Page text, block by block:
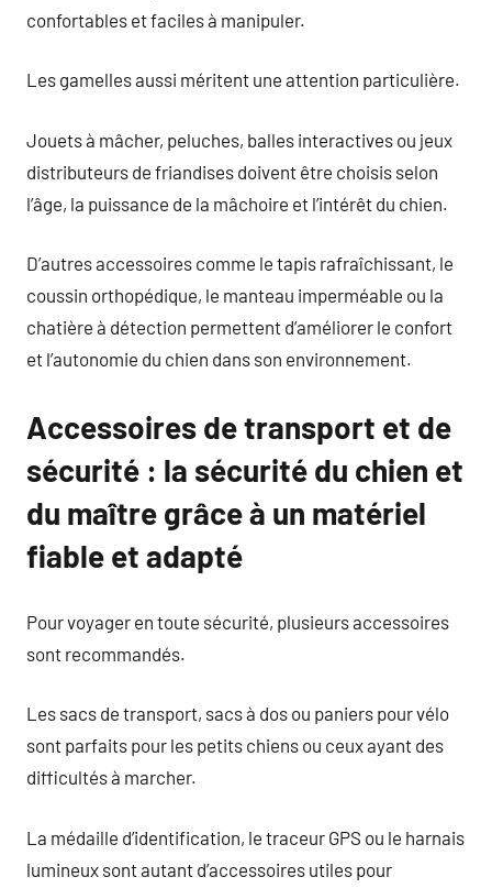
confortables et faciles à manipuler.
Les gamelles aussi méritent une attention particulière.
Jouets à mâcher, peluches, balles interactives ou jeux
distributeurs de friandises doivent être choisis selon
l’âge, la puissance de la mâchoire et l’intérêt du chien.
D’autres accessoires comme le tapis rafraîchissant, le
coussin orthopédique, le manteau imperméable ou la
chatière à détection permettent d’améliorer le confort
et l’autonomie du chien dans son environnement.
Accessoires de transport et de
sécurité : la sécurité du chien et
du maître grâce à un matériel
fiable et adapté
Pour voyager en toute sécurité, plusieurs accessoires
sont recommandés.
Les sacs de transport, sacs à dos ou paniers pour vélo
sont parfaits pour les petits chiens ou ceux ayant des
difficultés à marcher.
La médaille d’identification, le traceur GPS ou le harnais
lumineux sont autant d’accessoires utiles pour